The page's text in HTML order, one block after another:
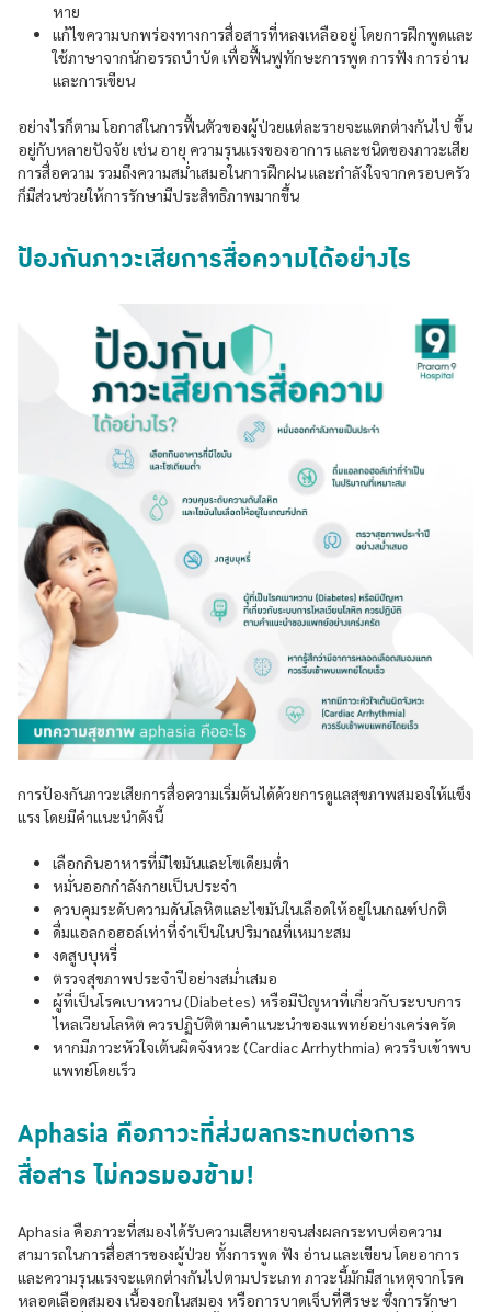
หาย
แก้ไขความบกพร่องทางการสื่อสารที่หลงเหลืออยู่ โดยการฝึกพูดและ
ใช้ภาษาจากนักอรรถบำบัด เพื่อฟื้นฟูทักษะการพูด การฟัง การอ่าน
และการเขียน
อย่างไรก็ตาม โอกาสในการฟื้นตัวของผู้ป่วยแต่ละรายจะแตกต่างกันไป ขึ้น
อยู่กับหลายปัจจัย เช่น อายุ ความรุนแรงของอาการ และชนิดของภาวะเสีย
การสื่อความ รวมถึงความสม่ำเสมอในการฝึกฝน และกำลังใจจากครอบครัว
ก็มีส่วนช่วยให้การรักษามีประสิทธิภาพมากขึ้น
ป้องกันภาวะเสียการสื่อความได้อย่างไร
การป้องกันภาวะเสียการสื่อความเริ่มต้นได้ด้วยการดูแลสุขภาพสมองให้แข็ง
แรง โดยมีคำแนะนำดังนี้
เลือกกินอาหารที่มีไขมันและโซเดียมต่ำ
หมั่นออกกำลังกายเป็นประจำ
ควบคุมระดับความดันโลหิตและไขมันในเลือดให้อยู่ในเกณฑ์ปกติ
ดื่มแอลกอฮอล์เท่าที่จำเป็นในปริมาณที่เหมาะสม
งดสูบบุหรี่
ตรวจสุขภาพประจำปีอย่างสม่ำเสมอ
ผู้ที่เป็นโรคเบาหวาน (Diabetes) หรือมีปัญหาที่เกี่ยวกับระบบการ
ไหลเวียนโลหิต ควรปฏิบัติตามคำแนะนำของแพทย์อย่างเคร่งครัด
หากมีภาวะหัวใจเต้นผิดจังหวะ (Cardiac Arrhythmia) ควรรีบเข้าพบ
แพทย์โดยเร็ว
Aphasia คือภาวะที่ส่งผลกระทบต่อการ
สื่อสาร ไม่ควรมองข้าม!
Aphasia คือภาวะที่สมองได้รับความเสียหายจนส่งผลกระทบต่อความ
สามารถในการสื่อสารของผู้ป่วย ทั้งการพูด ฟัง อ่าน และเขียน โดยอาการ
และความรุนแรงจะแตกต่างกันไปตามประเภท ภาวะนี้มักมีสาเหตุจากโรค
หลอดเลือดสมอง เนื้องอกในสมอง หรือการบาดเจ็บที่ศีรษะ ซึ่งการรักษา